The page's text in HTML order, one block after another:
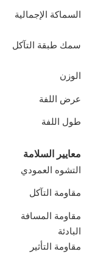
السماكة الإجمالية
سمك طبقة التآكل
الوزن
عرض اللفة
طول اللفة
معايير السلامة
التشوه العمودي
مقاومة التآكل
مقاومة المسافة
البادئة
مقاومة التأثير